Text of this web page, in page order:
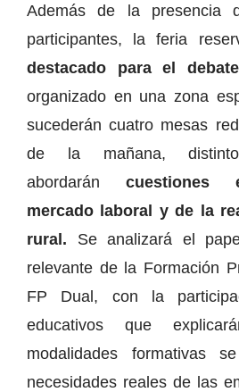
Además de la presencia
participantes, la feria
destacado para el
organizado en una zona
sucederán cuatro mesas
de la mañana,
abordarán cuestiones
mercado laboral y de la
rural. Se analizará el
relevante de la Formación
FP Dual, con la
educativos que
modalidades formativas
necesidades reales de las